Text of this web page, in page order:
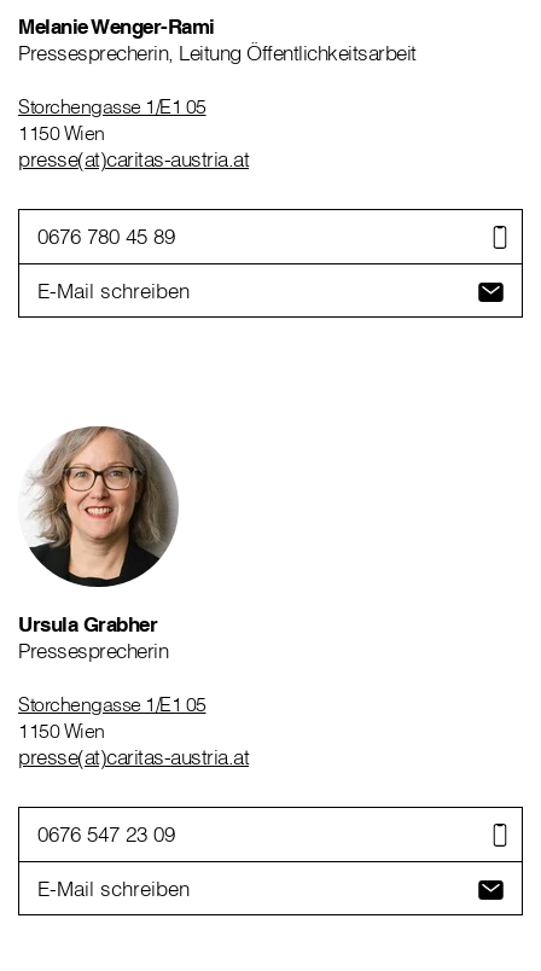
Melanie Wenger-Rami
Pressesprecherin, Leitung Öffentlichkeitsarbeit
Storchengasse 1/E1 05
1150 Wien
presse(at)caritas-austria.at
0676 780 45 89
E-Mail schreiben
Ursula Grabher
Pressesprecherin
Storchengasse 1/E1 05
1150 Wien
presse(at)caritas-austria.at
0676 547 23 09
E-Mail schreiben